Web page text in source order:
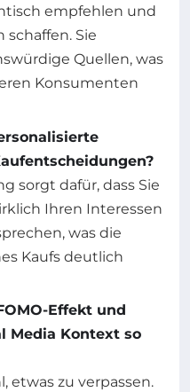
empfehlen und
Sie
Quellen, was
Konsumenten
sorgt dafür, dass Sie
Ihren Interessen
was die
Kaufs deutlich
Effekt und
Media Kontext so
etwas zu verpassen.